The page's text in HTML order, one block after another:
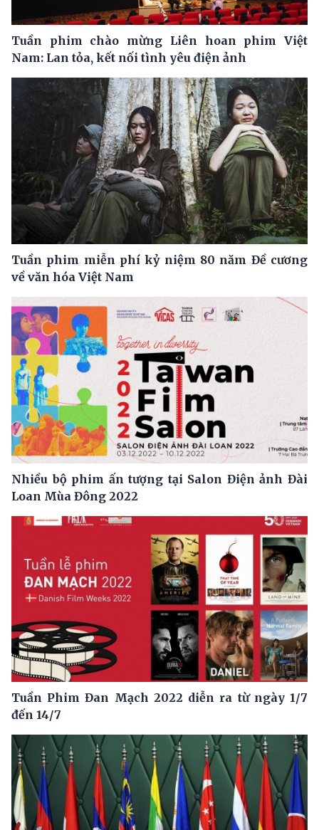
Tuần phim chào mừng Liên hoan phim Việt
Nam: Lan tỏa, kết nối tình yêu điện ảnh
Tuần phim miễn phí kỷ niệm 80 năm Đề cương
về văn hóa Việt Nam
Nhiều bộ phim ấn tượng tại Salon Điện ảnh Đài
Loan Mùa Đông 2022
Tuần Phim Đan Mạch 2022 diễn ra từ ngày 1/7
đến 14/7